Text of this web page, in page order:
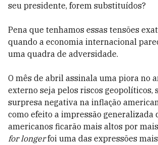
seu presidente, forem substituídos?
Pena que tenhamos essas tensões
quando a economia internacional
uma quadra de adversidade.
O mês de abril assinala uma piora no
externo seja pelos riscos geopolíticos,
surpresa negativa na inflação
como efeito a impressão generalizada
americanos ficarão mais altos por
for longerfoi uma das expressões